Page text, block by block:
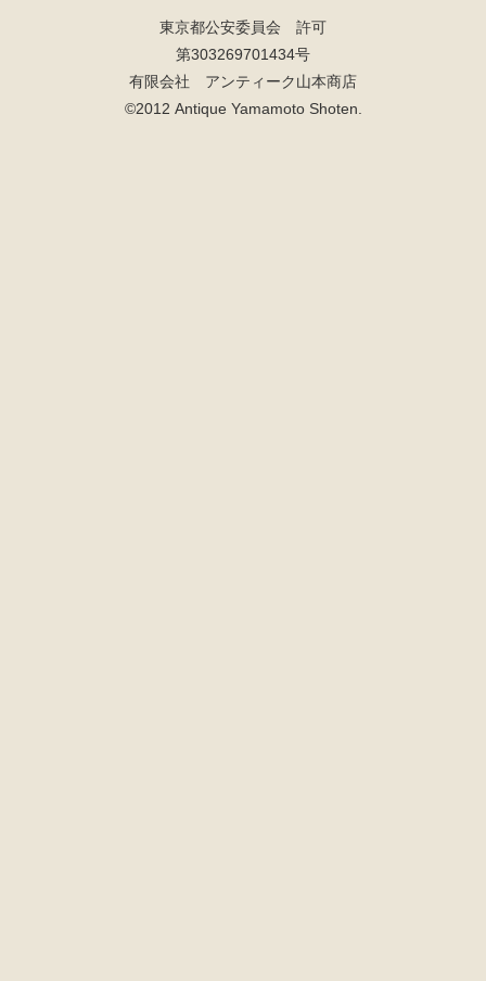
東京都公安委員会 許可
第303269701434号
有限会社 アンティーク山本商店
©2012 Antique Yamamoto Shoten.